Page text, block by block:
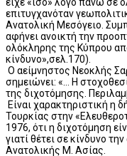
επιτυγχανόταν
Ανατολική Μεσόγειο.
αφήνει ανοικτή την
ολόκληρης της Κύπρου
κίνδυνο»,σελ.170).
Ο αείμνηστος Νεοκλής
σημειώνει: «… Η
της διχοτόμησης.
Είναι χαρακτηριστική
Τουρκίας στην
1976, ότι η διχοτόμηση
γιατί θέτει σε κίνδυνο
Ανατολικής Μ. Ασίας.